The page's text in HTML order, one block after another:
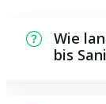
Wie lange